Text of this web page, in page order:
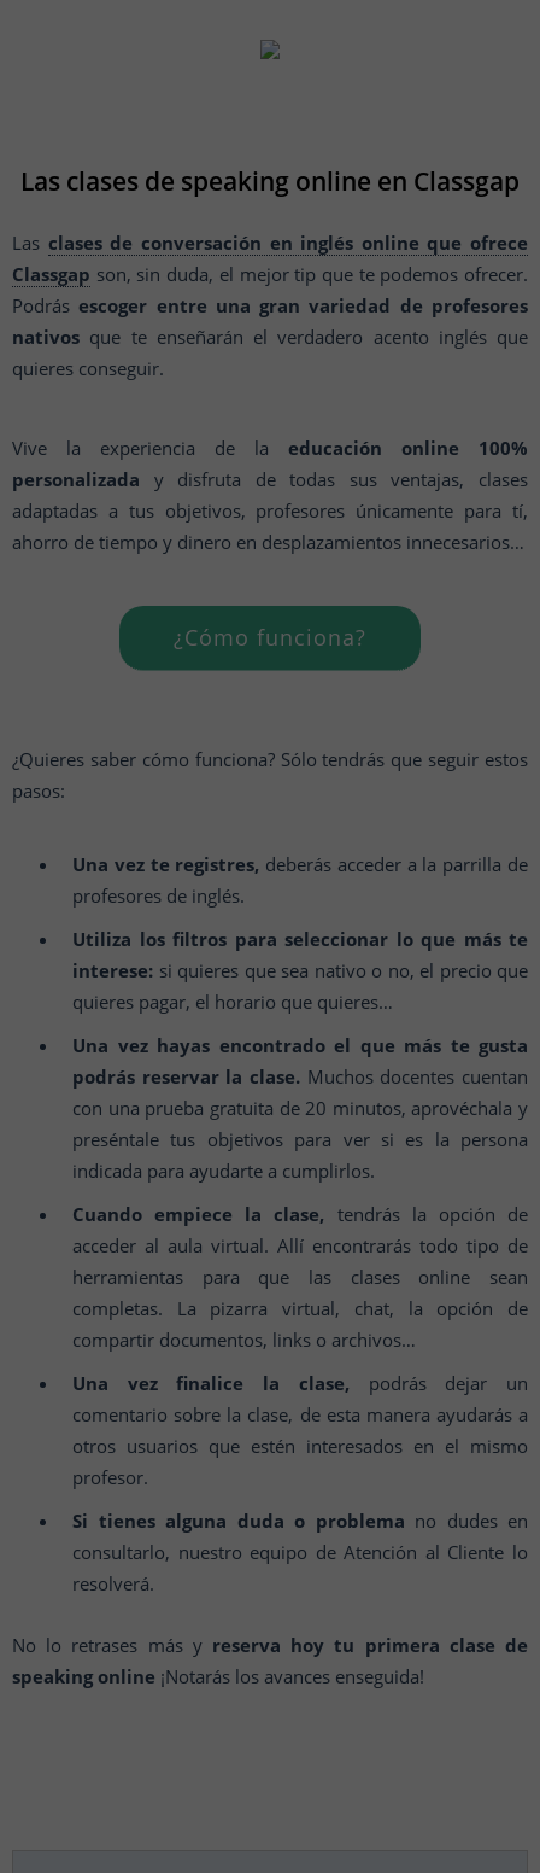
Las clases de speaking online en Classgap
Las clases de conversación en inglés online que ofrece
Classgap son, sin duda, el mejor tip que te podemos ofrecer.
Podrás escoger entre una gran variedad de profesores
nativos que te enseñarán el verdadero acento inglés que
quieres conseguir.
Vive la experiencia de la educación online 100%
personalizada y disfruta de todas sus ventajas, clases
adaptadas a tus objetivos, profesores únicamente para tí,
ahorro de tiempo y dinero en desplazamientos innecesarios…
¿Cómo funciona?
¿Quieres saber cómo funciona? Sólo tendrás que seguir estos
pasos:
Una vez te registres, deberás acceder a la parrilla de
profesores de inglés.
Utiliza los filtros para seleccionar lo que más te
interese: si quieres que sea nativo o no, el precio que
quieres pagar, el horario que quieres…
Una vez hayas encontrado el que más te gusta
podrás reservar la clase. Muchos docentes cuentan
con una prueba gratuita de 20 minutos, aprovéchala y
preséntale tus objetivos para ver si es la persona
indicada para ayudarte a cumplirlos.
Cuando empiece la clase, tendrás la opción de
acceder al aula virtual. Allí encontrarás todo tipo de
herramientas para que las clases online sean
completas. La pizarra virtual, chat, la opción de
compartir documentos, links o archivos…
Una vez finalice la clase, podrás dejar un
comentario sobre la clase, de esta manera ayudarás a
otros usuarios que estén interesados en el mismo
profesor.
Si tienes alguna duda o problema no dudes en
consultarlo, nuestro equipo de Atención al Cliente lo
resolverá.
No lo retrases más y reserva hoy tu primera clase de
speaking online ¡Notarás los avances enseguida!